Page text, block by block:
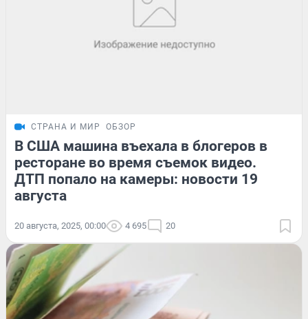
СТРАНА И МИР ОБЗОР
В США машина въехала в блогеров в
ресторане во время съемок видео.
ДТП попало на камеры: новости 19
августа
20 августа, 2025, 00:00 4 695 20